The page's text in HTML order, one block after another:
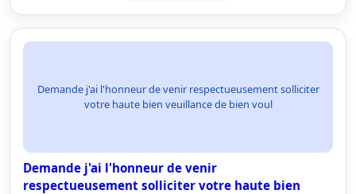
Demande j'ai l'honneur de venir respectueusement solliciter
votre haute bien veuillance de bien voul
Demande j'ai l'honneur de venir
respectueusement solliciter votre haute bien